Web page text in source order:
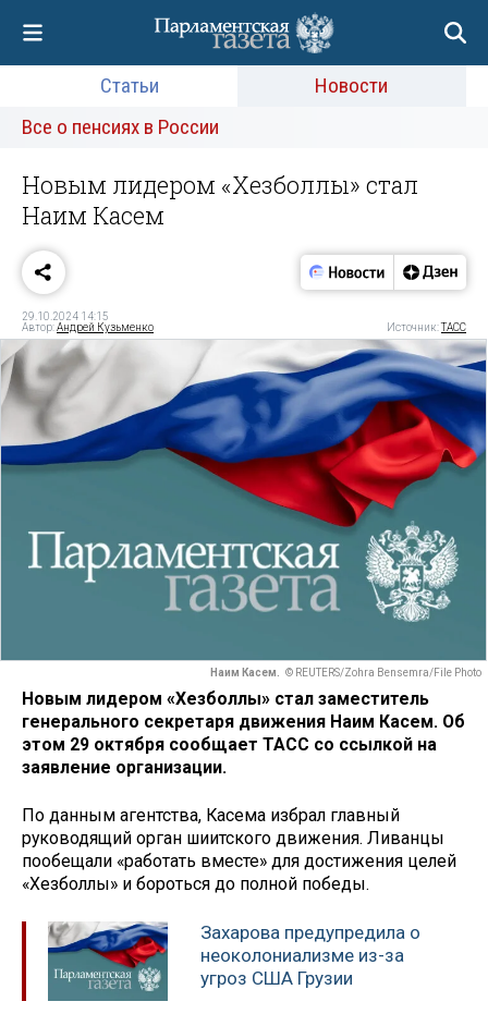
Статьи
Новости
Все о пенсиях в России
Новым лидером «Хезболлы» стал
Наим Касем
29.10.2024 14:15
Автор:Андрей Кузьменко Источник:ТАСС
Наим Касем. © REUTERS/Zohra Bensemra/File Photo
Новым лидером «Хезболлы» стал заместитель
генерального секретаря движения Наим Касем. Об
этом 29 октября сообщает ТАСС со ссылкой на
заявление организации.
По данным агентства, Касема избрал главный
руководящий орган шиитского движения. Ливанцы
пообещали «работать вместе» для достижения целей
«Хезболлы» и бороться до полной победы.
Захарова предупредила о
неоколониализме из-за
угроз США Грузии